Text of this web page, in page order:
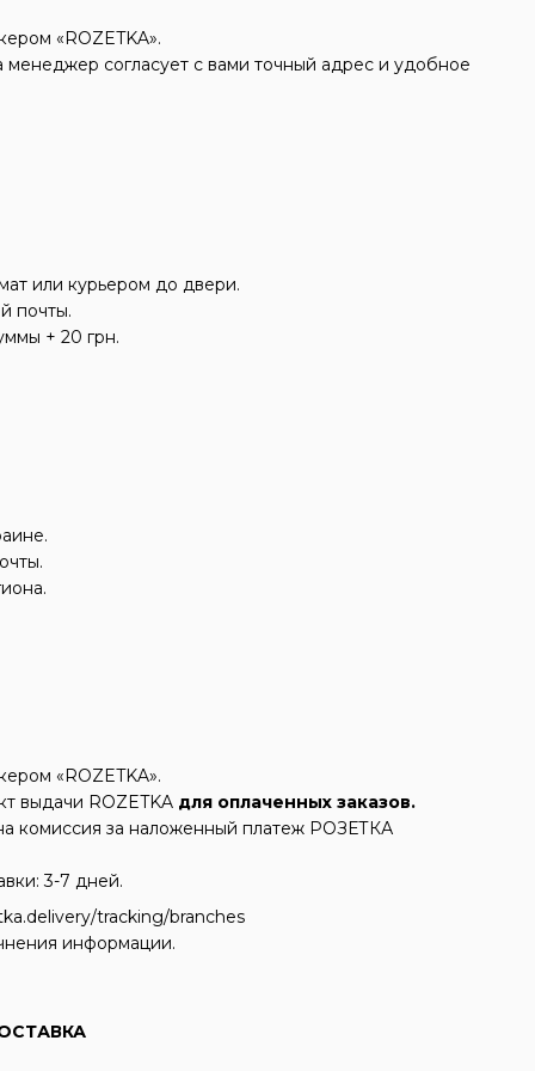
«ROZETKA».
согласует с вами точный адрес и удобное
или курьером до двери.
почты.
+ 20 грн.
«ROZETKA».
выдачи ROZETKA для оплаченных заказов.
комиссия за наложенный платеж РОЗЕТКА
3-7 дней.
tracking/branches
информации.